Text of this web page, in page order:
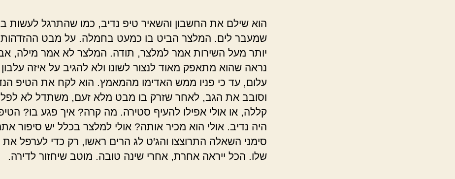
הוא שילם את החשבון והשאיר טיפ נדיב, כמו שהתרגל לעשות
שמעבר לים. המלצר הביט בו כמעט בחמלה. על מבט ההזדהות
יותר מעל השירות אמר למלצר, תודה. המלצר לא אמר מילה,
נראה שהוא מתאפק מאוד לנצור לשונו ולא להגיב על איזה עלבון
עלום, עד כי פניו ממש האדימו מהמאמץ. הוא לקח את הטיפ
וסובב את הגב, לאחר שזרק בו מבט מלא זעם, משתדל לא
קללה, או אולי אפילו להעיף סטירה. מה קרה? איך פגע בו?
היה נדיב. אולי הוא מכיר אותה? אולי למלצר בכלל יש סיפור
סימני השאלה התרוצצו והג'ט לג הרים ראשו, רק כדי לערפל את
שלו. הכל ייראה אחרת, אחרי שינה טובה. מוטב שיחזור לדירה.